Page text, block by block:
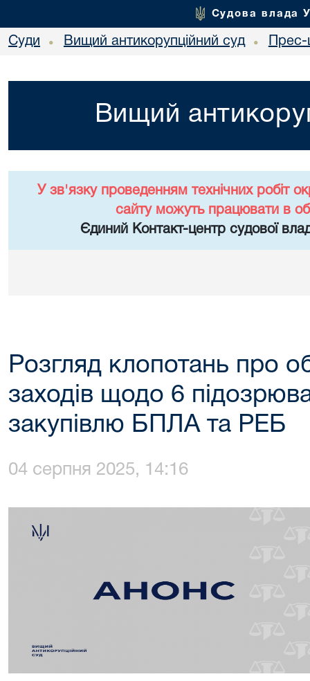
Судова влада
Суди • Вищий антикорупційний суд •
Вищий
У зв'язку проведенням технічних робіт
сайту можуть працювати в
Єдиний Контакт-центр судової
Розгляд клопотань про
заходів щодо 6
закупівлю БПЛА та РЕБ
04 серпня 2025, 14:16